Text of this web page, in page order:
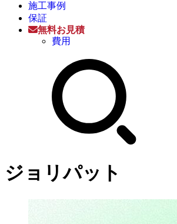
施工事例
保証
無料お見積
費用
ジョリパット